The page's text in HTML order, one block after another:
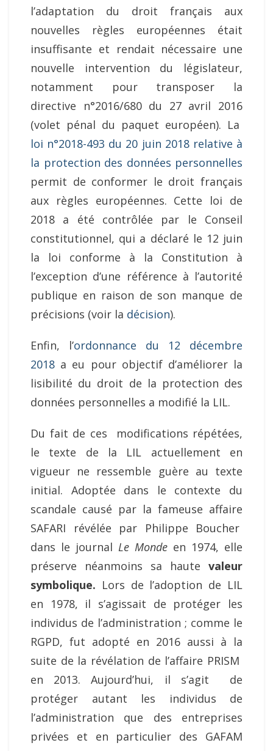
l’adaptation du droit français aux
nouvelles règles européennes était
insuffisante et rendait nécessaire une
nouvelle intervention du législateur,
notamment pour transposer la
directive n°2016/680 du 27 avril 2016
(volet pénal du paquet européen). La
loi n°2018-493 du 20 juin 2018 relative à
la protection des données personnelles
permit de conformer le droit français
aux règles européennes. Cette loi de
2018 a été contrôlée par le Conseil
constitutionnel, qui a déclaré le 12 juin
la loi conforme à la Constitution à
l’exception d’une référence à l’autorité
publique en raison de son manque de
précisions (voir la décision).
Enfin, l’ordonnance du 12 décembre
2018 a eu pour objectif d’améliorer la
lisibilité du droit de la protection des
données personnelles a modifié la LIL.
Du fait de ces modifications répétées,
le texte de la LIL actuellement en
vigueur ne ressemble guère au texte
initial. Adoptée dans le contexte du
scandale causé par la fameuse affaire
SAFARI révélée par Philippe Boucher
dans le journal Le Monde en 1974, elle
préserve néanmoins sa haute valeur
symbolique. Lors de l’adoption de LIL
en 1978, il s’agissait de protéger les
individus de l’administration ; comme le
RGPD, fut adopté en 2016 aussi à la
suite de la révélation de l’affaire PRISM
en 2013. Aujourd’hui, il s’agit de
protéger autant les individus de
l’administration que des entreprises
privées et en particulier des GAFAM